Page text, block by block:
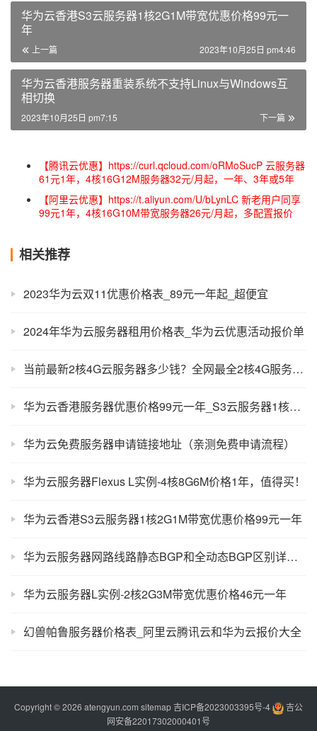
华为云香港S3云服务器1核2G1M带宽优惠价格99元一
年
上一篇 2023年10月25日 pm4:46
华为云香港服务器重装系统不支持Linux与Windows互
相切换
下一篇
2023年10月25日 pm7:15
【腾讯云优惠】https://curl.qcloud.com/oRMoSucP 云服务器
61元1年，4核16G12M服务器32元/月起，一年、3年或5年
【阿里云优惠】https://t.aliyun.com/U/bLynLC 新老用户同享
99元1年，4核16G10M带宽服务器26元/月起，多配置报价
相关推荐
2023华为云双11优惠价格表_89元一年起_超便宜
2024年华为云服务器租用价格表_华为云优惠活动报价单
当前最新2核4G云服务器多少钱？全网最全2核4G服务器报价
华为云香港服务器优惠价格99元一年_S3云服务器1核2G1M带宽
华为云免费服务器申请链接地址（亲测免费申请流程）
华为云服务器Flexus L实例-4核8G6M价格1年，值得买！
华为云香港S3云服务器1核2G1M带宽优惠价格99元一年
华为云服务器网路线路静态BGP和全动态BGP区别详细介绍
华为云服务器L实例-2核2G3M带宽优惠价格46元一年
幻兽帕鲁服务器价格表_阿里云腾讯云和华为云报价大全
Copyright © 2026 atengyun.com sitemap吉ICP备2023003395号-4
吉公
网安备22017302000401号